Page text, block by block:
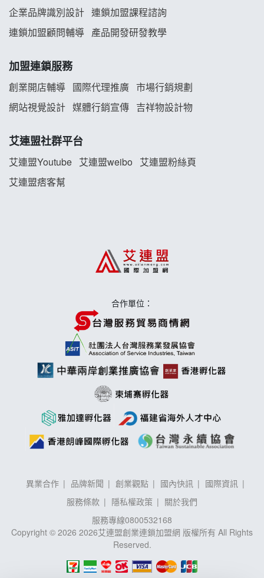
義氣豐發雞加盟說明會
白鬍泡泡 BOHO POPO加盟說明會
雞咕雞咕加盟說明會
TEA TOP加盟說明會
珍好味臭臭鍋加盟說明會
藍象廷泰式火鍋加盟說明會
手作功夫茶加盟說明會
企業品牌識別設計 連鎖加盟課程諮詢
連鎖加盟顧問輔導 產品開發研發教學
加盟連鎖服務
創業開店輔導 國際代理推廣 市場行銷規劃
網站視覺設計 媒體行銷宣傳 吉祥物設計物
艾連盟社群平台
艾連盟Youtube 艾連盟weibo
艾連盟粉絲頁
艾連盟痞客幫
合作單位：
異業合作 品牌新聞 創業觀點 國內快訊
國際資訊
服務條款
隱私權政策
關於我們
服務專線0800532168
Copyright © 2026 2026艾連盟創業連鎖加盟網 版權所有 All Rights
Reserved.